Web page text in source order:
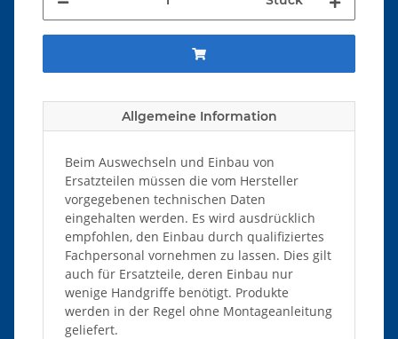
Allgemeine Information
Beim Auswechseln und Einbau von
Ersatzteilen müssen die vom Hersteller
vorgegebenen technischen Daten
eingehalten werden. Es wird ausdrücklich
empfohlen, den Einbau durch qualifiziertes
Fachpersonal vornehmen zu lassen. Dies gilt
auch für Ersatzteile, deren Einbau nur
wenige Handgriffe benötigt. Produkte
werden in der Regel ohne Montageanleitung
geliefert.